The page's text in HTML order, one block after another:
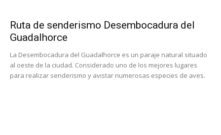
Ruta de senderismo Desembocadura del
Guadalhorce
La Desembocadura del Guadalhorce es un paraje natural situado
al oeste de la ciudad. Considerado uno de los mejores lugares
para realizar senderismo y avistar numerosas especies de aves.